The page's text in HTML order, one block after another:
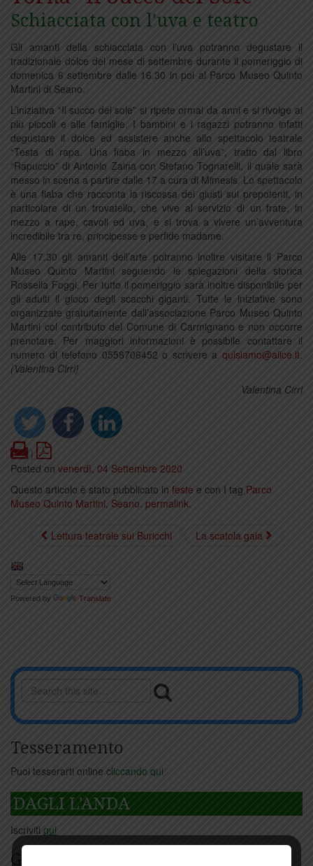
Schiacciata con l'uva e teatro
Gli amanti della schiacciata con l’uva potranno degustare il
tradizionale dolce del mese di settembre durante il pomeriggio di
domenica 6 settembre dalle 16.30 in poi al Parco Museo Quinto
Martini di Seano.
L’iniziativa “Il succo del sole” si ripete ormai da anni e si rivolge ai
più piccoli e alle famiglie. I bambini e i ragazzi potranno infatti
degustare il dolce ed assistere anche allo spettacolo teatrale
“Testa di rapa. Una fiaba in mezzo all’uva”, tratto dal libro
“Rapuccio” di Antonio Zaina con Stefano Tognarelli, il quale sarà
messo in scena a partire dalle 17 a cura di Mimesis. Lo spettacolo
è una fiaba che racconta la riscossa dei giusti sui prepotenti, in
particolare di un trovatello, che vive al servizio di un frate, in
mezzo a rape, cavoli ed uva, e si trova a vivere un’avventura
incredibile tra re, principesse e perfide madame.
Alle 17.30 gli amanti dell’arte potranno inoltre visitare il Parco
Museo Quinto Martini seguendo le spiegazioni della storica
Rossella Foggi. Per tutto il pomeriggio sarà inoltre disponibile per
gli adulti il gioco degli scacchi giganti. Tutte le iniziative sono
organizzate gratuitamente dall’associazione Parco Museo Quinto
Martini col contributo del Comune di Carmignano e non occorre
prenotare. Per maggiori informazioni è possibile contattare il
numero di telefono 0558706452 o scrivere a quisiamo@alice.it.
(Valentina Cirri)
Valentina Cirri
Print
|
Posted on venerdì, 04 Settembre 2020
Questo articolo è stato pubblicato in feste e con I tag Parco
Museo Quinto Martini, Seano. permalink.
Lettura teatrale sui Buricchi La scatola gaia
Powered by Translate
Tesseramento
Puoi tesserarti online cliccando qui
DAGLI L'ANDA
Iscriviti qui
Giorno per giorno a Carmignano